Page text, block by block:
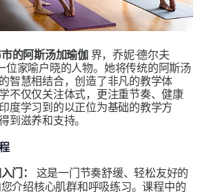
的阿斯汤加瑜伽 界，乔妮·德尔夫
位家喻户晓的人物。她将传统的阿斯汤
智慧相结合，创造了非凡的教学体
不仅仅关注体式，更注重节奏、健康
度学习到的以正位为基础的教学方
到滋养和支持。
门：
这是一门节奏舒缓、轻松友好的
介绍核心肌群和呼吸练习。课程中的